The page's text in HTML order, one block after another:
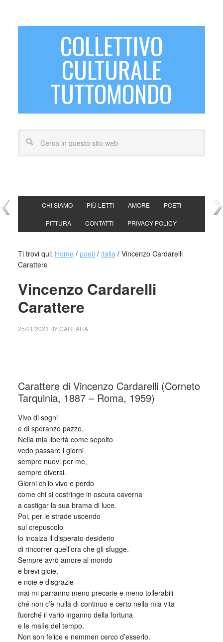
COLLETTIVO
CULTURALE
TUTTOMONDO
CHI SIAMO PIÙ LETTI AMORE POETI
PITTURA CONTATTI PRIVACY POLICY
Ti trovi qui: Home / poeti / italia /Vincenzo Cardarelli
Carattere
Vincenzo Cardarelli
Carattere
25/01/2023 BYCARLAITA
Carattere di Vincenzo Cardarelli (Corneto
Tarquinia, 1887 – Roma, 1959)
Vivo di sogni
e di speranze pazze.
Nella mia libertà come sepolto
vedo passare i giorni
sempre nuovi per me,
sempre diversi.
Giorni ch’io vivo e perdo
come chi si costringe in oscura caverna
a castigar la sua brama di luce.
Poi, per le strade uscendo
sul crepuscolo
lo incalza il disperato desiderio
di rincorrer quell’ora che gli sfugge.
Sempre avrò amore al mondo
e brevi gioie,
e noie e disgrazie
mai mi parranno meno precarie e meno tollerabili
ché non c’è nulla di continuo e certo nella mia vita
fuorché il vario inganno della fortuna
e le malìe del tempo.
Non son felice e nemmen cerco d’esserlo.